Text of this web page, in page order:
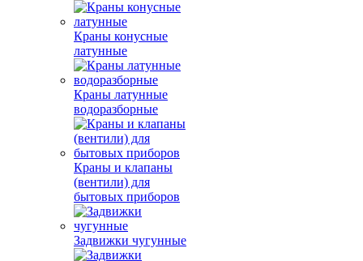
Краны конусные
латунные
Краны латунные
водоразборные
Краны и клапаны
(вентили) для
бытовых приборов
Задвижки чугунные